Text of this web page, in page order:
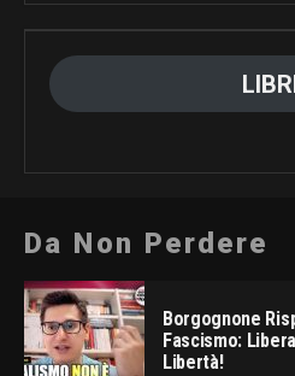
Da Non Perdere
Borgognone
Fascismo:
Libertà!